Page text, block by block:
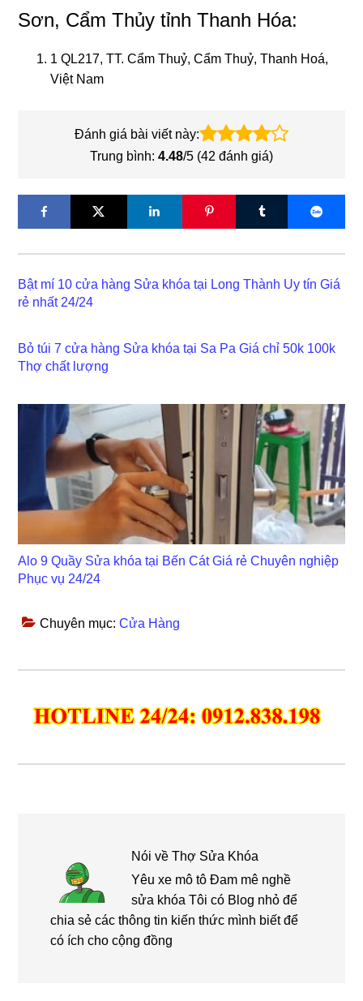
Sơn, Cẩm Thủy tỉnh Thanh Hóa:
1 QL217, TT. Cẩm Thuỷ, Cẩm Thuỷ, Thanh Hoá,
Việt Nam
Đánh giá bài viết này:
Trung bình: 4.48/5 (42 đánh giá)
Bật mí 10 cửa hàng Sửa khóa tại Long Thành Uy tín Giá
rẻ nhất 24/24
Bỏ túi 7 cửa hàng Sửa khóa tại Sa Pa Giá chỉ 50k 100k
Thợ chất lượng
Alo 9 Quầy Sửa khóa tại Bến Cát Giá rẻ Chuyên nghiệp
Phục vụ 24/24
Chuyên mục:Cửa Hàng
Nói vềThợ Sửa Khóa
Yêu xe mô tô Đam mê nghề
sửa khóa Tôi có Blog nhỏ để
chia sẻ các thông tin kiến thức mình biết để
có ích cho cộng đồng